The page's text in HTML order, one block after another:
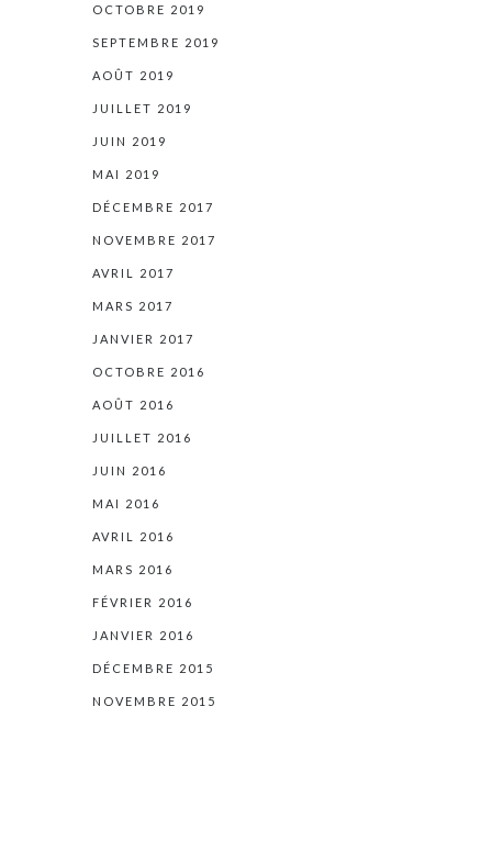
OCTOBRE 2019
SEPTEMBRE 2019
AOÛT 2019
JUILLET 2019
JUIN 2019
MAI 2019
DÉCEMBRE 2017
NOVEMBRE 2017
AVRIL 2017
MARS 2017
JANVIER 2017
OCTOBRE 2016
AOÛT 2016
JUILLET 2016
JUIN 2016
MAI 2016
AVRIL 2016
MARS 2016
FÉVRIER 2016
JANVIER 2016
DÉCEMBRE 2015
NOVEMBRE 2015